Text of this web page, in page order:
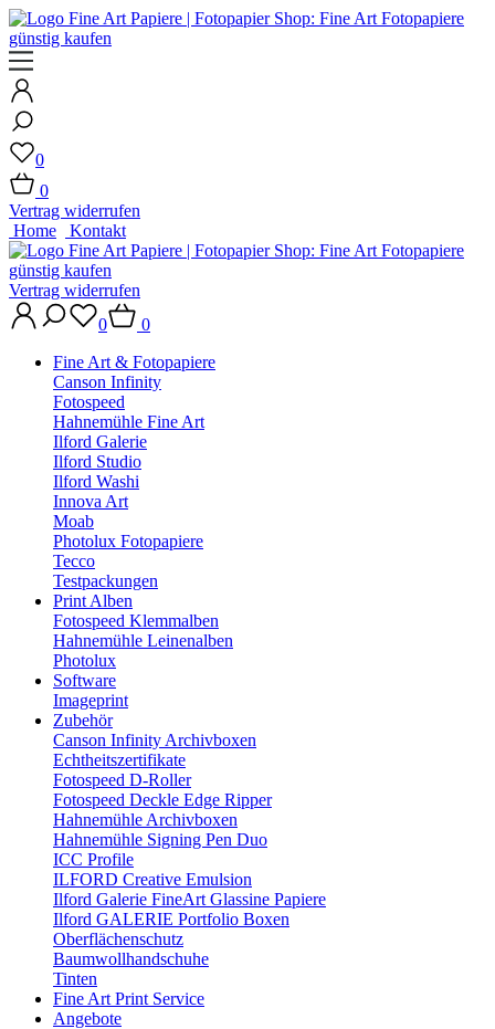
0
0
Vertrag widerrufen
Home
Kontakt
Vertrag widerrufen
0
0
Fine Art & Fotopapiere
Canson Infinity
Fotospeed
Hahnemühle Fine Art
Ilford Galerie
Ilford Studio
Ilford Washi
Innova Art
Moab
Photolux Fotopapiere
Tecco
Testpackungen
Print Alben
Fotospeed Klemmalben
Hahnemühle Leinenalben
Photolux
Software
Imageprint
Zubehör
Canson Infinity Archivboxen
Echtheitszertifikate
Fotospeed D-Roller
Fotospeed Deckle Edge Ripper
Hahnemühle Archivboxen
Hahnemühle Signing Pen Duo
ICC Profile
ILFORD Creative Emulsion
Ilford Galerie FineArt Glassine Papiere
Ilford GALERIE Portfolio Boxen
Oberflächenschutz
Baumwollhandschuhe
Tinten
Fine Art Print Service
Angebote